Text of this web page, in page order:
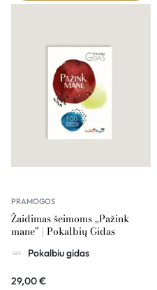
PRAMOGOS
Žaidimas šeimoms „Pažink
mane” | Pokalbių Gidas
Pokalbiu gidas
29,00€